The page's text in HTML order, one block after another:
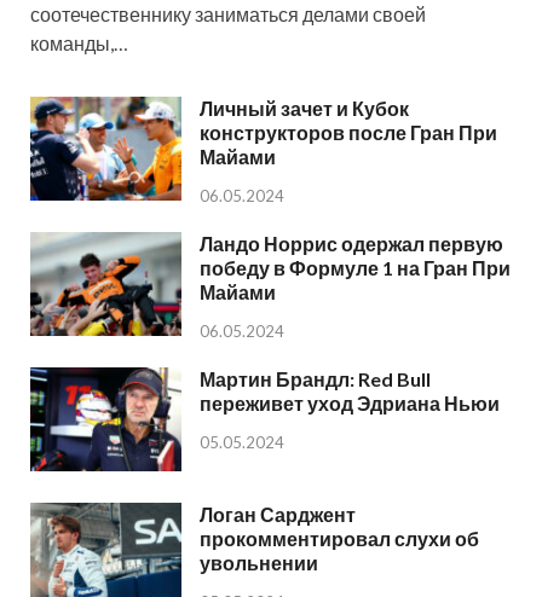
соотечественнику заниматься делами своей
команды,…
Личный зачет и Кубок
конструкторов после Гран При
Майами
06.05.2024
Ландо Норрис одержал первую
победу в Формуле 1 на Гран При
Майами
06.05.2024
Мартин Брандл: Red Bull
переживет уход Эдриана Ньюи
05.05.2024
Логан Сарджент
прокомментировал слухи об
увольнении